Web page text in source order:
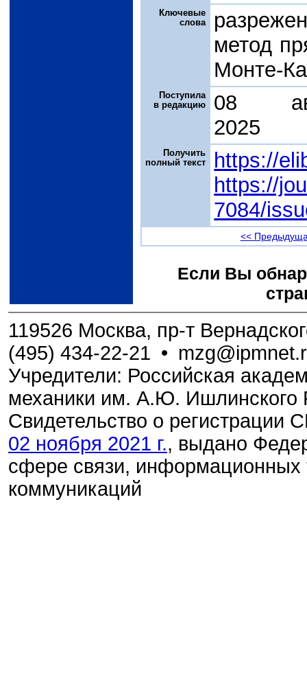
Ключевые
слова
метод
Монте-
Поступила
в редакцию
08
2025
Получить
полный текст
https://
https://
7084/
<<
Если Вы
119526 Москва, пр-т
(495) 434-22-21 •
Учредители: Российская
механики им. А.Ю. Ишлинского
Свидетельство о регистрации
02 ноября 2021 г., выдано
сфере связи, информационных
коммуникаций